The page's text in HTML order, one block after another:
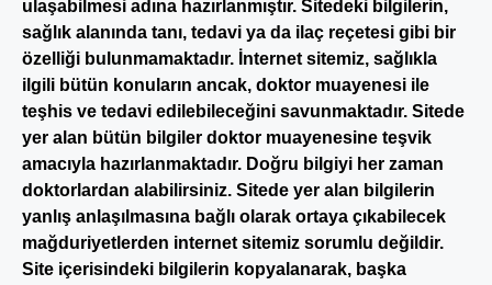
ulaşabilmesi adına hazırlanmıştır. Sitedeki bilgilerin,
sağlık alanında tanı, tedavi ya da ilaç reçetesi gibi bir
özelliği bulunmamaktadır. İnternet sitemiz, sağlıkla
ilgili bütün konuların ancak, doktor muayenesi ile
teşhis ve tedavi edilebileceğini savunmaktadır. Sitede
yer alan bütün bilgiler doktor muayenesine teşvik
amacıyla hazırlanmaktadır. Doğru bilgiyi her zaman
doktorlardan alabilirsiniz. Sitede yer alan bilgilerin
yanlış anlaşılmasına bağlı olarak ortaya çıkabilecek
mağduriyetlerden internet sitemiz sorumlu değildir.
Site içerisindeki bilgilerin kopyalanarak, başka